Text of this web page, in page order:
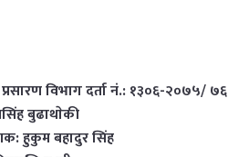
विभाग दर्ता नं.: १३०६-२०७५/ ७६
बुढाथाेकी
हुकुम बहादुर सिंह